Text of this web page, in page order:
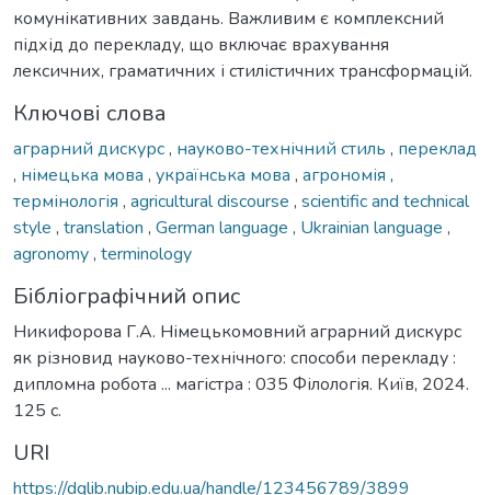
комунікативних завдань. Важливим є комплексний
підхід до перекладу, що включає врахування
лексичних, граматичних і стилістичних трансформацій.
Ключові слова
аграрний дискурс, науково-технічний стиль , переклад
, німецька мова , українська мова , агрономія ,
термінологія , agricultural discourse , scientific and technical
style , translation , German language , Ukrainian language ,
agronomy, terminology
Бібліографічний опис
Никифорова Г.А. Німецькомовний аграрний дискурс
як різновид науково-технічного: способи перекладу :
дипломна робота ... магістра : 035 Філологія. Київ, 2024.
125 с.
URI
https://dglib.nubip.edu.ua/handle/123456789/3899